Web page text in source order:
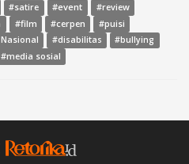
#satire #event
#review
#film #cerpen
#puisi
#disabilitas
#bullying
#media sosial